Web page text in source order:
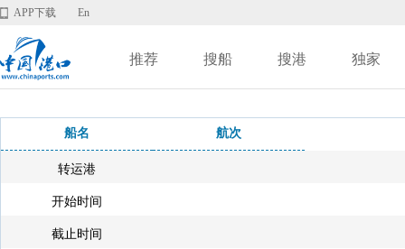
APP下载 En
推荐 搜船 搜港 独家
船名 航次
转运港
开始时间
截止时间